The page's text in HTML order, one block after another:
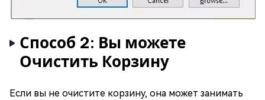
Способ 2: Вы можете
Очистить Корзину
Если вы не очистите корзину, она может занимать